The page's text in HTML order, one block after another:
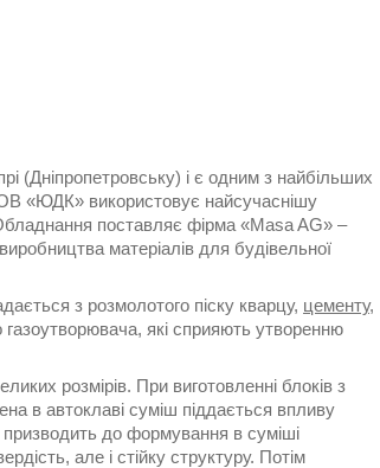
(Дніпропетровську) і є одним з найбільших
«ЮДК» використовує найсучаснішу
поставляє фірма «Masa AG» –
матеріалів для будівельної
з розмолотого піску кварцу, цементу,
газоутворювача, які сприяють утворенню
розмірів. При виготовленні блоків з
в автоклаві суміш піддається впливу
до формування в суміші
але і стійку структуру. Потім